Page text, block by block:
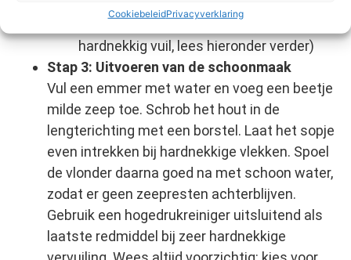
CookiebeleidPrivacyverklaring
: hogedrukreiniger (alleen bij
hardnekkig vuil, lees hieronder verder)
Stap 3: Uitvoeren van de schoonmaak
Vul een emmer met water en voeg een beetje
milde zeep toe. Schrob het hout in de
lengterichting met een borstel. Laat het sopje
even intrekken bij hardnekkige vlekken. Spoel
de vlonder daarna goed na met schoon water,
zodat er geen zeepresten achterblijven.
Gebruik een hogedrukreiniger uitsluitend als
laatste redmiddel bij zeer hardnekkige